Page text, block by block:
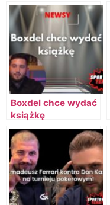
Boxdel chce wydać
książkę